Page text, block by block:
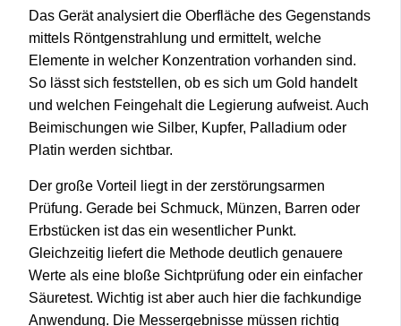
Das Gerät analysiert die Oberfläche des Gegenstands
mittels Röntgenstrahlung und ermittelt, welche
Elemente in welcher Konzentration vorhanden sind.
So lässt sich feststellen, ob es sich um Gold handelt
und welchen Feingehalt die Legierung aufweist. Auch
Beimischungen wie Silber, Kupfer, Palladium oder
Platin werden sichtbar.
Der große Vorteil liegt in der zerstörungsarmen
Prüfung. Gerade bei Schmuck, Münzen, Barren oder
Erbstücken ist das ein wesentlicher Punkt.
Gleichzeitig liefert die Methode deutlich genauere
Werte als eine bloße Sichtprüfung oder ein einfacher
Säuretest. Wichtig ist aber auch hier die fachkundige
Anwendung. Die Messergebnisse müssen richtig